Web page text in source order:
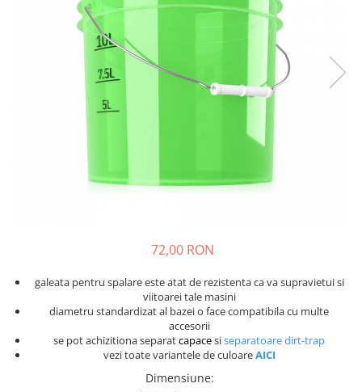
DECONTAMINARE AUTO
Solutii decontaminare
Accesorii polish auto
Plastic si Cauciuc Exterior
Soft-Top
Folie PPF si PVC
Accesorii intretinere si protectie
DETAILING RAPID EXTERIOR
Dressing plastic
Accesorii curatare si intretinere
Solutii curatare sticla
Accesorii curatare sticla
Accesorii detailing rapid interior
72,00 RON
galeata pentru spalare este atat de rezistenta ca va supravietui si
viitoarei tale masini
diametru standardizat al bazei o face compatibila cu multe
accesorii
se pot achizitiona separatcapacesiseparatoare dirt-trap
vezi toate variantele de culoareAICI
Dimensiune: